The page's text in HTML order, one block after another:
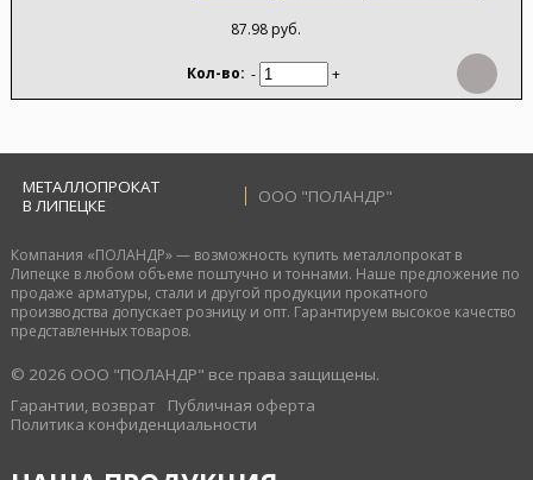
87.98 руб.
- +
МЕТАЛЛОПРОКАТ
В ЛИПЕЦКЕ
ООО "ПОЛАНДР"
Компания «ПОЛАНДР» — возможность купить металлопрокат в
Липецке в любом объеме поштучно и тоннами. Наше предложение по
продаже арматуры, стали и другой продукции прокатного
производства допускает розницу и опт. Гарантируем высокое качество
представленных товаров.
© 2026 ООО "ПОЛАНДР" все права защищены.
Гарантии, возврат
Публичная оферта
Политика конфиденциальности